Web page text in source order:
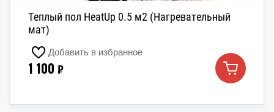
Теплый пол HeatUp 0.5 м2 (Нагревательный
мат)
Добавить в избранное
1 100 ₽